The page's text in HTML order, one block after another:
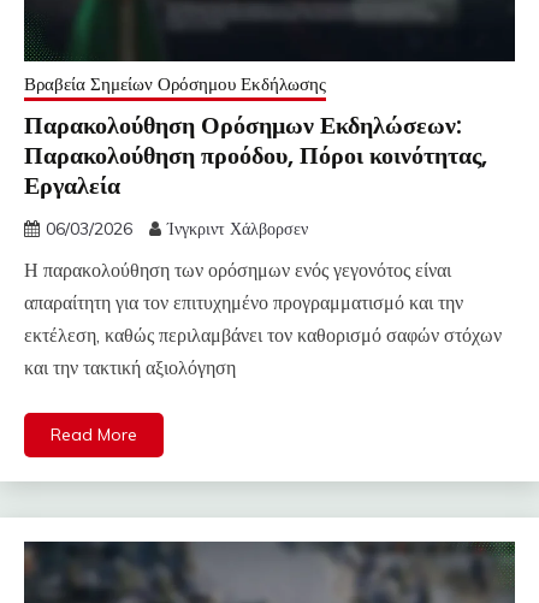
Βραβεία Σημείων Ορόσημου Εκδήλωσης
Παρακολούθηση Ορόσημων Εκδηλώσεων:
Παρακολούθηση προόδου, Πόροι κοινότητας,
Εργαλεία
06/03/2026 Ίνγκριντ Χάλβορσεν
Η παρακολούθηση των ορόσημων ενός γεγονότος είναι
απαραίτητη για τον επιτυχημένο προγραμματισμό και την
εκτέλεση, καθώς περιλαμβάνει τον καθορισμό σαφών στόχων
και την τακτική αξιολόγηση
Read More